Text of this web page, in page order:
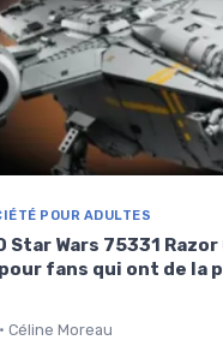
POUR ADULTES
Star Wars 75331
fans qui ont de la
Céline Moreau